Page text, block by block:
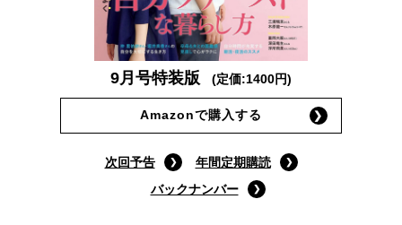
9月号特装版 (定価:1400円)
Amazonで購入する
次回予告
年間定期購読
バックナンバー